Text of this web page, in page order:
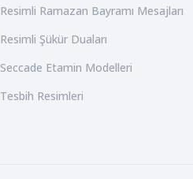
Resimli Ramazan Bayramı Mesajları
Resimli Şükür Duaları
Seccade Etamin Modelleri
Tesbih Resimleri